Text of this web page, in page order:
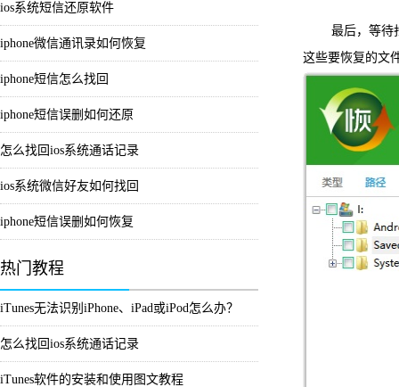
ios系统短信还原软件
iphone微信通讯录如何恢复
iphone短信怎么找回
iphone短信误删如何还原
怎么找回ios系统通话记录
ios系统微信好友如何找回
iphone短信误删如何恢复
热门教程
iTunes无法识别iPhone、iPad或iPod怎么办？
怎么找回ios系统通话记录
iTunes软件的安装和使用图文教程
最后，等待扫
这些要恢复的文